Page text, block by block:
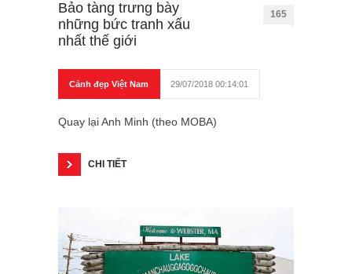
Bảo tàng trưng bày
những bức tranh xấu
nhất thế giới
165
Cảnh đẹp Việt Nam 29/07/2018 00:14:01
Quay lại Anh Minh (theo MOBA)
CHI TIẾT